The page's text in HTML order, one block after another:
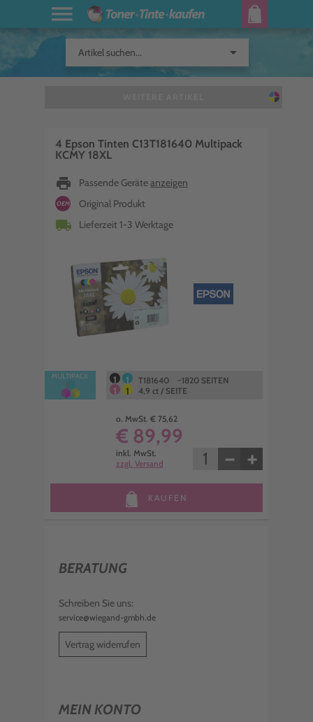
Artikel suchen... arrow_drop_down
4 Epson Tinten C13T181640 Multipack
KCMY 18XL
print Passende Geräteanzeigen
OEM Original Produkt
local_shipping Lieferzeit 1-3 Werktage
1
1
1
1
T181640 ~1820 SEITEN
4,9 ct / SEITE
o. MwSt. € 75,62
€ 89,99
inkl. MwSt.
zzgl. Versand
− +
KAUFEN
BERATUNG
Schreiben Sie uns:
service@wiegand-gmbh.de
Vertrag widerrufen
MEIN KONTO